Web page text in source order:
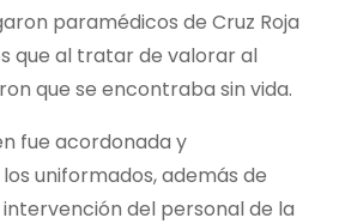
paramédicos de Cruz Roja
que al tratar de valorar al
que se encontraba sin vida.
fue acordonada y
uniformados, además de
del personal de la